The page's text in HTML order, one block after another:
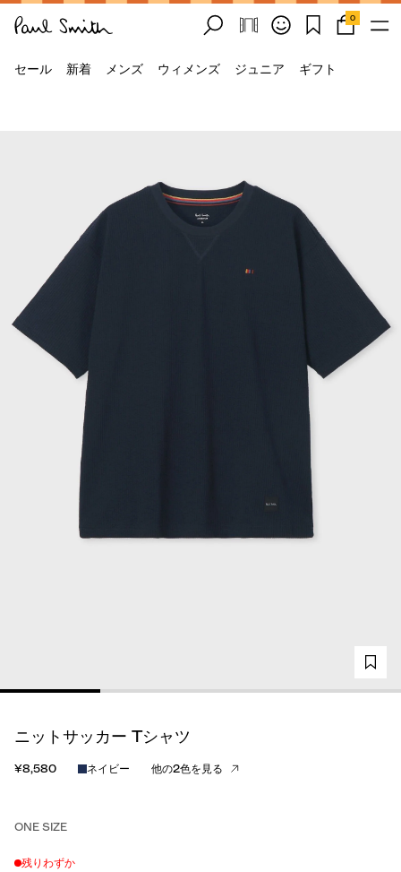
0
セール 新着 メンズ ウィメンズ ジュニア ギフト
ニットサッカー Tシャツ
¥8,580 ネイビー 他の2色を見る
ONE SIZE
残りわずか